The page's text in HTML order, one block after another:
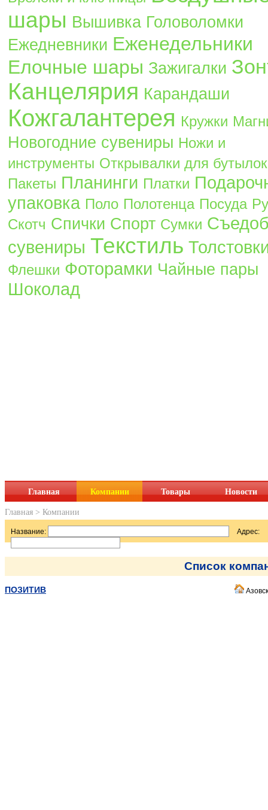
шары Вышивка Головоломки
Ежедневники Еженедельники
Елочные шары Зажигалки
Канцелярия Карандаши
Кожгалантерея Кружки
Новогодние сувениры Ножи и
инструменты Открывалки для бутылок
Пакеты Планинги Платки
упаковка Поло Полотенца Посуда
Скотч Спички Спорт Сумки
сувениры Текстиль
Флешки Фоторамки Чайные пары
Шоколад
Главная Компании Товары Новости
Главная > Компании
Название: Адрес:
Список
ПОЗИТИВ